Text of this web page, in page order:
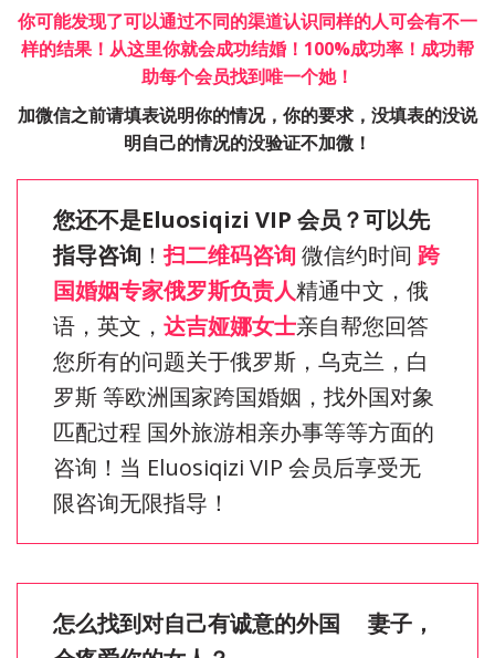
你可能发现了可以通过不同的渠道认识同样的人可会有不一
样的结果！从这里你就会成功结婚！100%成功率！成功帮
助每个会员找到唯一个她！
加微信之前请填表说明你的情况，你的要求，没填表的没说
明自己的情况的没验证不加微！
您还不是Eluosiqizi VIP 会员？可以先
指导咨询 ！扫二维码咨询 微信约时间 跨
国婚姻专家俄罗斯负责人精通中文，俄
语，英文， 达吉娅娜女士亲自帮您回答
您所有的问题关于俄罗斯，乌克兰，白
罗斯 等欧洲国家跨国婚姻，找外国对象
匹配过程 国外旅游相亲办事等等方面的
咨询！当 Eluosiqizi VIP 会员后享受无
限咨询无限指导！
怎么找到对自己有诚意的外国     妻子，